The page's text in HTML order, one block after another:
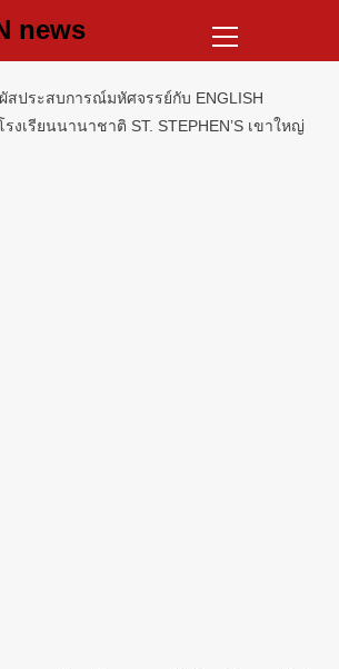
news
Menu
สประสบการณ์มหัศจรรย์กับ ENGLISH
งเรียนนานาชาติ ST. STEPHEN’S เขาใหญ่